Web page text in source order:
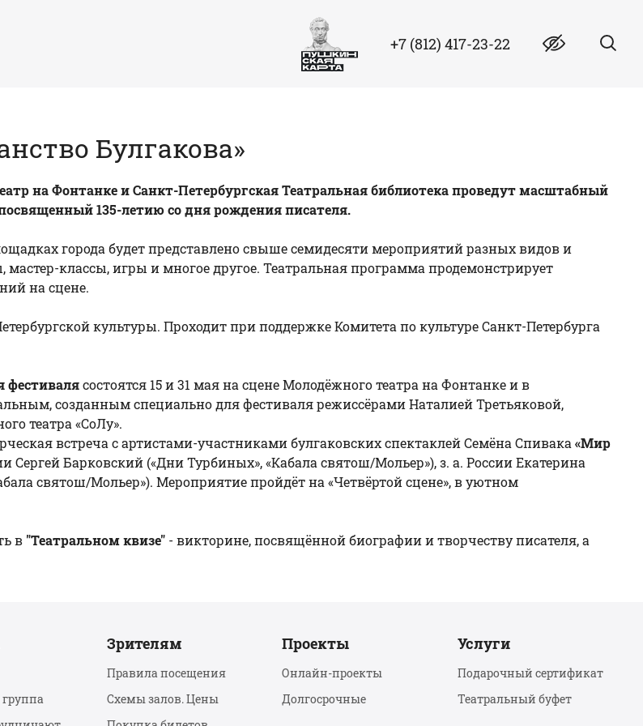
+7 (812) 417-23-22
Булгакова»
на Фонтанке и Санкт-Петербургская Театральная библиотека проведут масштабный
135-летию со дня рождения писателя.
города будет представлено свыше семидесяти мероприятий разных видов и
классы, игры и многое другое. Театральная программа продемонстрирует
на сцене.
культуры. Проходит при поддержке Комитета по культуре Санкт-Петербурга
фестивалясостоятся 15 и 31 мая на сцене Молодёжного театра на Фонтанке и в
созданным специально для фестиваля режиссёрами Наталией Третьяковой,
театра «СоЛу».
встреча с артистами-участниками булгаковских спектаклей Семёна Спивака «Мир
Сергей Барковский («Дни Турбиных», «Кабала святош/Мольер»), з. а. России Екатерина
святош/Мольер»). Мероприятие пройдёт на «Четвёртой сцене», в уютном
в "Театральном квизе" - викторине, посвящённой биографии и творчеству писателя, а
Зрителям
Правила посещения
Схемы залов. Цены
Проекты
Онлайн-проекты
Долгосрочные
Услуги
Подарочный сертификат
Театральный буфет